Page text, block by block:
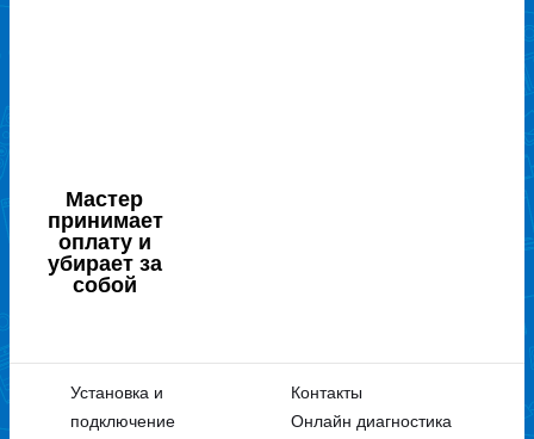
Мастер
принимает
оплату и
убирает за
собой
Установка и
подключение
Контакты
Онлайн диагностика